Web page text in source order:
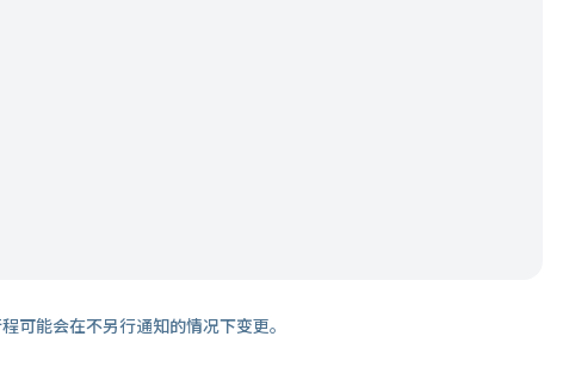
可能会在不另行通知的情况下变更。